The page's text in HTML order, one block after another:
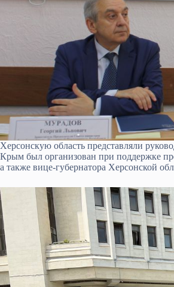
Херсонскую область представляли
Крым был организован при поддержке
а также вице-губернатора Херсонской